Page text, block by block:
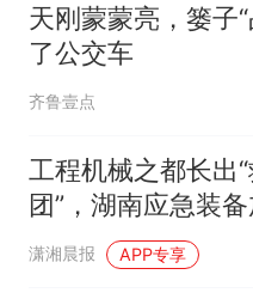
天刚蒙蒙亮，篓子“
了公交车
齐鲁壹点
工程机械之都长出
团”，湖南应急装备
起
潇湘晨报 APP专享